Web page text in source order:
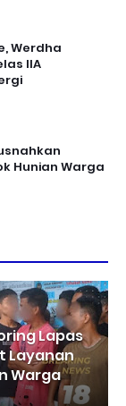
Werdha
IIA
Hunian Warga
Lapas
Layanan
Warga